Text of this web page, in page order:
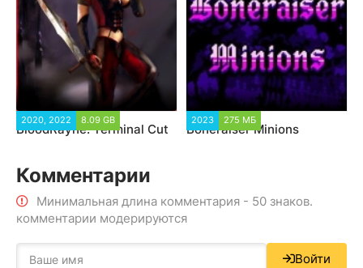
2020, 2022 8.09 GB
BloodRayne: Terminal Cut
2023 275 МБ
Boneraiser Minions
Комментарии
Минимальная длина комментария - 50 знаков.
комментарии модерируются
Войти